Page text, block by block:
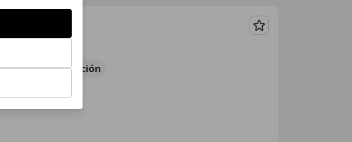
Guardar
Sincomparación